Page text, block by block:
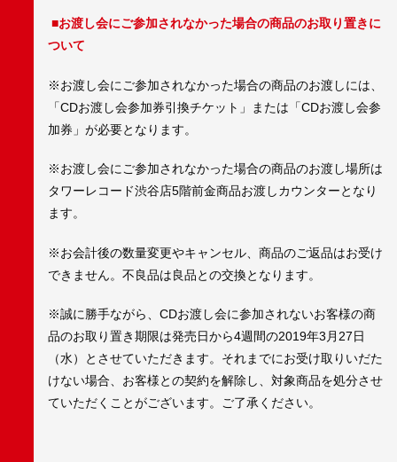
■お渡し会にご参加されなかった場合の商品のお取り置きに
ついて
※お渡し会にご参加されなかった場合の商品のお渡しには、
「CDお渡し会参加券引換チケット」または「CDお渡し会参
加券」が必要となります。
※お渡し会にご参加されなかった場合の商品のお渡し場所は
タワーレコード渋谷店5階前金商品お渡しカウンターとなり
ます。
※お会計後の数量変更やキャンセル、商品のご返品はお受け
できません。不良品は良品との交換となります。
※誠に勝手ながら、CDお渡し会に参加されないお客様の商
品のお取り置き期限は発売日から4週間の2019年3月27日
（水）とさせていただきます。それまでにお受け取りいだた
けない場合、お客様との契約を解除し、対象商品を処分させ
ていただくことがございます。ご了承ください。